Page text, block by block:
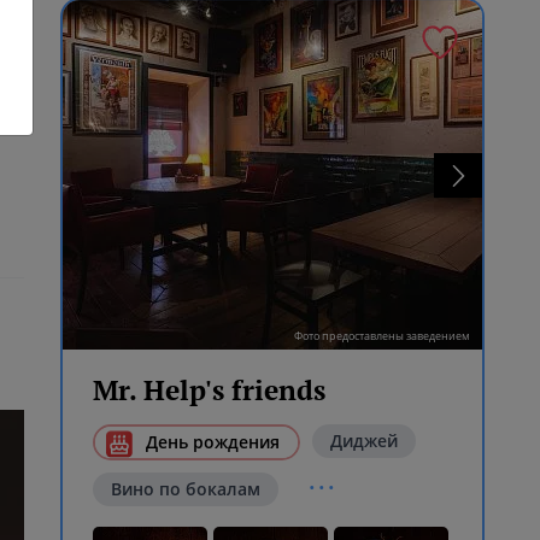
Фото предоставлены заведением
Mr. Help's friends
День рождения Диджей
Вино по бокалам ...